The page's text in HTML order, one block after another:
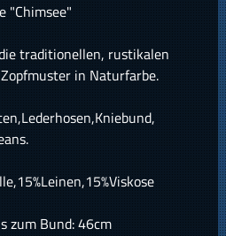
"Chimsee"
traditionellen, rustikalen
in Naturfarbe.
zum Bund: 46cm